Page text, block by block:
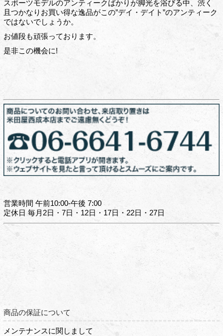
スポーツモデルのアンティークばかりが脚光を浴びる中、渋く
且つかなりお買い得な逸品がこの”デイ・デイト”のアンティーク
ではないでしょうか。
お値段も頑張っております。
是非この機会に!
営業時間 午前10:00-午後 7:00
定休日 毎月2日・7日・12日・17日・22日・27日
商品の保証について
メンテナンスに関しまして